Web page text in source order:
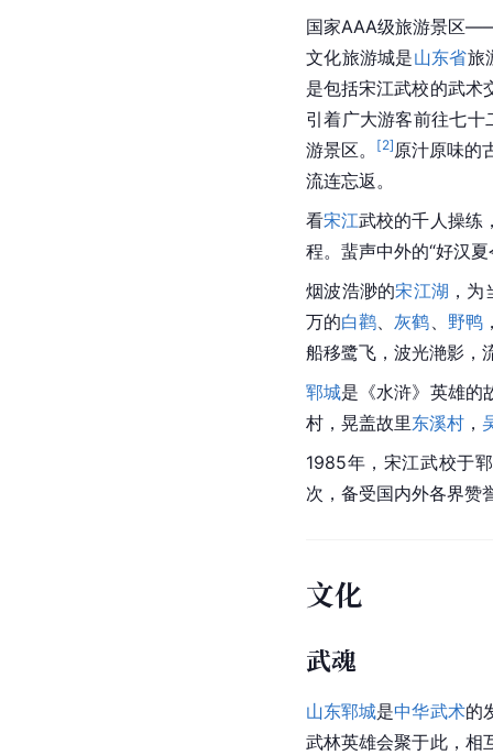
国家AAA级旅游景区
文化旅游城是山东省旅
是包括宋江武校的武术
引着广大游客前往七
游景区。
[2]原汁原味的
流连忘返。
看宋江武校的千人操练
程。蜚声中外的“好汉
烟波浩渺的宋江湖 ，为
万的白鹳、 灰鹤、 野鸭
船移鹭飞，波光滟影，
郓城是《水浒》英雄的
村，晃盖故里东溪村 ，
1985年，宋江武校于
次，备受国内外各界赞
文化
武魂
山东郓城是中华武术的
武林英雄会聚于此，相